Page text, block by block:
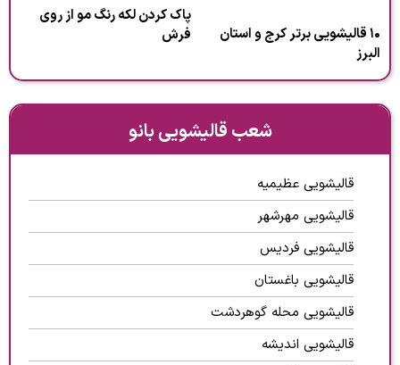
۱۰ قالیشویی برتر کرج و استان
البرز
پاک کردن لکه رنگ مو از روی
فرش
شعب قالیشویی بانو
قالیشویی عظیمیه
قالیشویی مهرشهر
قالیشویی فردیس
قالیشویی باغستان
قالیشویی محله گوهردشت
قالیشویی اندیشه